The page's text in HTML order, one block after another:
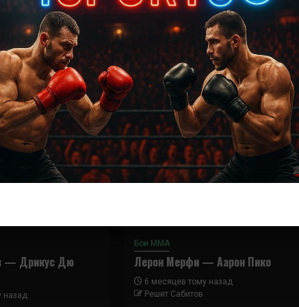
Далее
Ник Ленц – Скотт Холцмен
— Дрикус Дю
назад
Бои ММА
Лерон Мерфи — Аарон Пико
6 месяцев тому назад
Решит Сабитов